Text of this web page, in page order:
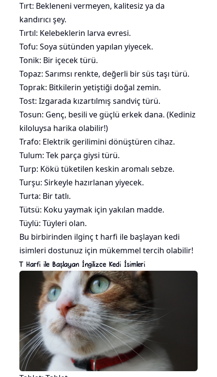
Tırt: Bekleneni vermeyen, kalitesiz ya da
kandırıcı şey.
Tırtıl: Kelebeklerin larva evresi.
Tofu: Soya sütünden yapılan yiyecek.
Tonik: Bir içecek türü.
Topaz: Sarımsı renkte, değerli bir süs taşı türü.
Toprak: Bitkilerin yetiştiği doğal zemin.
Tost: Izgarada kızartılmış sandviç türü.
Tosun: Genç, besili ve güçlü erkek dana. (Kediniz
kiloluysa harika olabilir!)
Trafo: Elektrik gerilimini dönüştüren cihaz.
Tulum: Tek parça giysi türü.
Turp: Kökü tüketilen keskin aromalı sebze.
Turşu: Sirkeyle hazırlanan yiyecek.
Turta: Bir tatlı.
Tütsü: Koku yaymak için yakılan madde.
Tüylü: Tüyleri olan.
Bu birbirinden ilginç t harfi ile başlayan kedi
isimleri dostunuz için mükemmel tercih olabilir!
T Harfi ile Başlayan İngilizce Kedi İsimleri